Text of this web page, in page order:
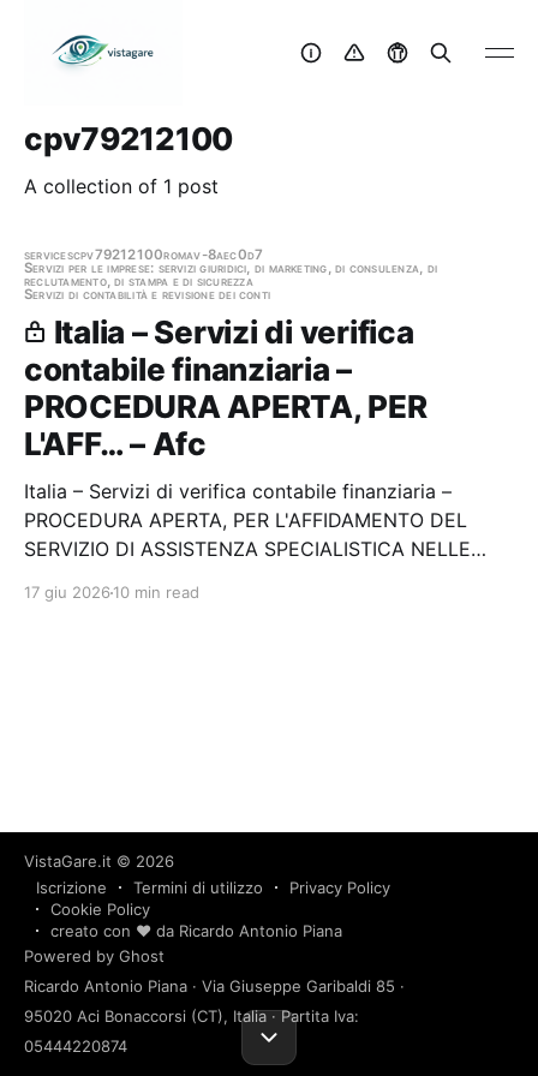
cpv79212100
A collection of 1 post
servicescpv79212100romav-8aec0d7
Servizi per le imprese: servizi giuridici, di marketing, di consulenza, di
reclutamento, di stampa e di sicurezza
Servizi di contabilità e revisione dei conti
Italia – Servizi di verifica
contabile finanziaria –
PROCEDURA APERTA, PER
L'AFF… – Afc
Italia – Servizi di verifica contabile finanziaria –
PROCEDURA APERTA, PER L'AFFIDAMENTO DEL
SERVIZIO DI ASSISTENZA SPECIALISTICA NELLE
(EX L. 262/05), CON RIFERIMENTO AGLI ESERCIZI
17 giu 2026 10 min read
VistaGare.it © 2026
Iscrizione
Termini di utilizzo
Privacy Policy
Cookie Policy
creato con ❤️ da Ricardo Antonio Piana
Powered by Ghost
Ricardo Antonio Piana · Via Giuseppe Garibaldi 85 ·
95020 Aci Bonaccorsi (CT), Italia · Partita Iva:
05444220874